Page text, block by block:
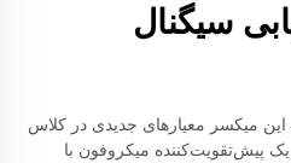
سیگنال
این میکسر معیارهای جدیدی در کلاس
پیش‌تقویت‌کننده میکروفون با